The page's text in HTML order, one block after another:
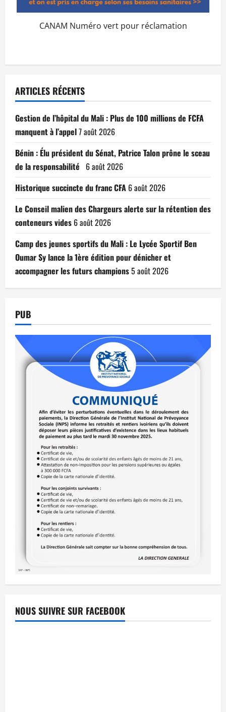
CANAM Numéro vert pour réclamation
ARTICLES RÉCENTS
Gestion de l’hôpital du Mali : Plus de 100 millions de FCFA
manquent à l’appel7 août 2026
Bénin : Élu président du Sénat, Patrice Talon prône le sceau
de la responsabilité 6 août 2026
Historique succincte du franc CFA 6 août 2026
Le Conseil malien des Chargeurs alerte sur la rétention des
conteneurs vides 6 août 2026
Camp des jeunes sportifs du Mali : Le Lycée Sportif Ben
Oumar Sy lance la 1ère édition pour dénicher et
accompagner les futurs champions5 août 2026
PUB
NOUS SUIVRE SUR FACEBOOK